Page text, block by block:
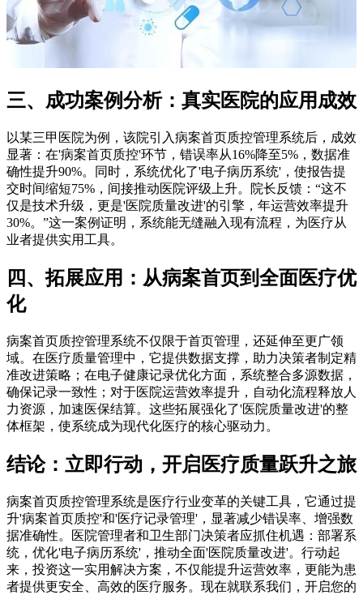
三、成功案例分析：真实医院的应用成效
以某三甲医院为例，该院引入病案首页质控管理系统后，成效
显著：在'病案首页质控'环节，错误率从16%降至5%，数据准
确性提升90%。同时，系统优化了'电子病历系统'，使报告提
交时间缩短75%，间接推动医院评级上升。院长反馈：“这不
仅是技术升级，更是'医院质量改进'的引擎，年运营效率提升
30%。”这一案例证明，系统能无缝融入现有流程，为医疗从
业者提供实用工具。
四、拓展应用：从病案首页到全面医疗优
化
病案首页质控管理系统不仅限于首页管理，还延伸至更广领
域。在医疗质量管理中，它提供数据支撑，助力决策者制定精
准改进策略；在电子健康记录优化方面，系统整合多源数据，
确保记录一致性；对于医院运营效率提升，自动化流程释放人
力资源，加速医保结算。这些拓展强化了'医院质量改进'的整
体框架，使系统成为现代化医疗的核心驱动力。
结论：立即行动，开启医疗质量跃升之旅
病案首页质控管理系统是医疗行业变革的关键工具，它通过提
升'病案首页质控'和'医疗记录管理'，显著减少错误率、增强数
据准确性。医院管理者和卫生部门决策者应抓住机遇：部署系
统，优化'电子病历系统'，推动全面'医院质量改进'。行动起
来，投资这一实用解决方案，不仅能提升运营效率，更能为患
者提供更安全、高效的医疗服务。现在就联系我们，开启您的